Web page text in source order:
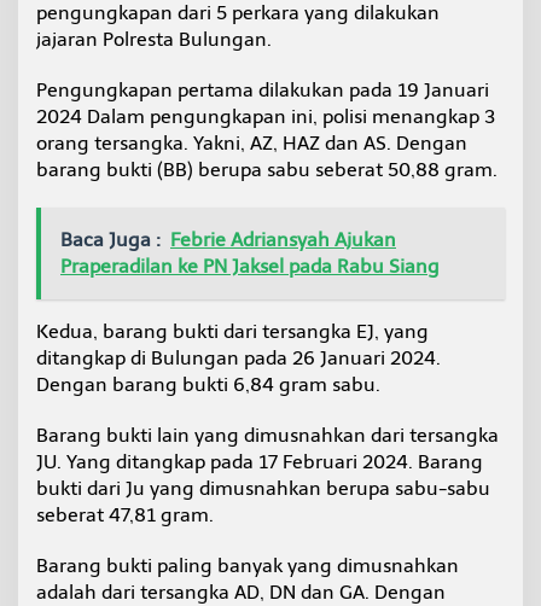
pengungkapan dari 5 perkara yang dilakukan
jajaran Polresta Bulungan.
Pengungkapan pertama dilakukan pada 19 Januari
2024 Dalam pengungkapan ini, polisi menangkap 3
orang tersangka. Yakni, AZ, HAZ dan AS. Dengan
barang bukti (BB) berupa sabu seberat 50,88 gram.
Baca Juga : Febrie Adriansyah Ajukan
Praperadilan ke PN Jaksel pada Rabu Siang
Kedua, barang bukti dari tersangka EJ, yang
ditangkap di Bulungan pada 26 Januari 2024.
Dengan barang bukti 6,84 gram sabu.
Barang bukti lain yang dimusnahkan dari tersangka
JU. Yang ditangkap pada 17 Februari 2024. Barang
bukti dari Ju yang dimusnahkan berupa sabu-sabu
seberat 47,81 gram.
Barang bukti paling banyak yang dimusnahkan
adalah dari tersangka AD, DN dan GA. Dengan